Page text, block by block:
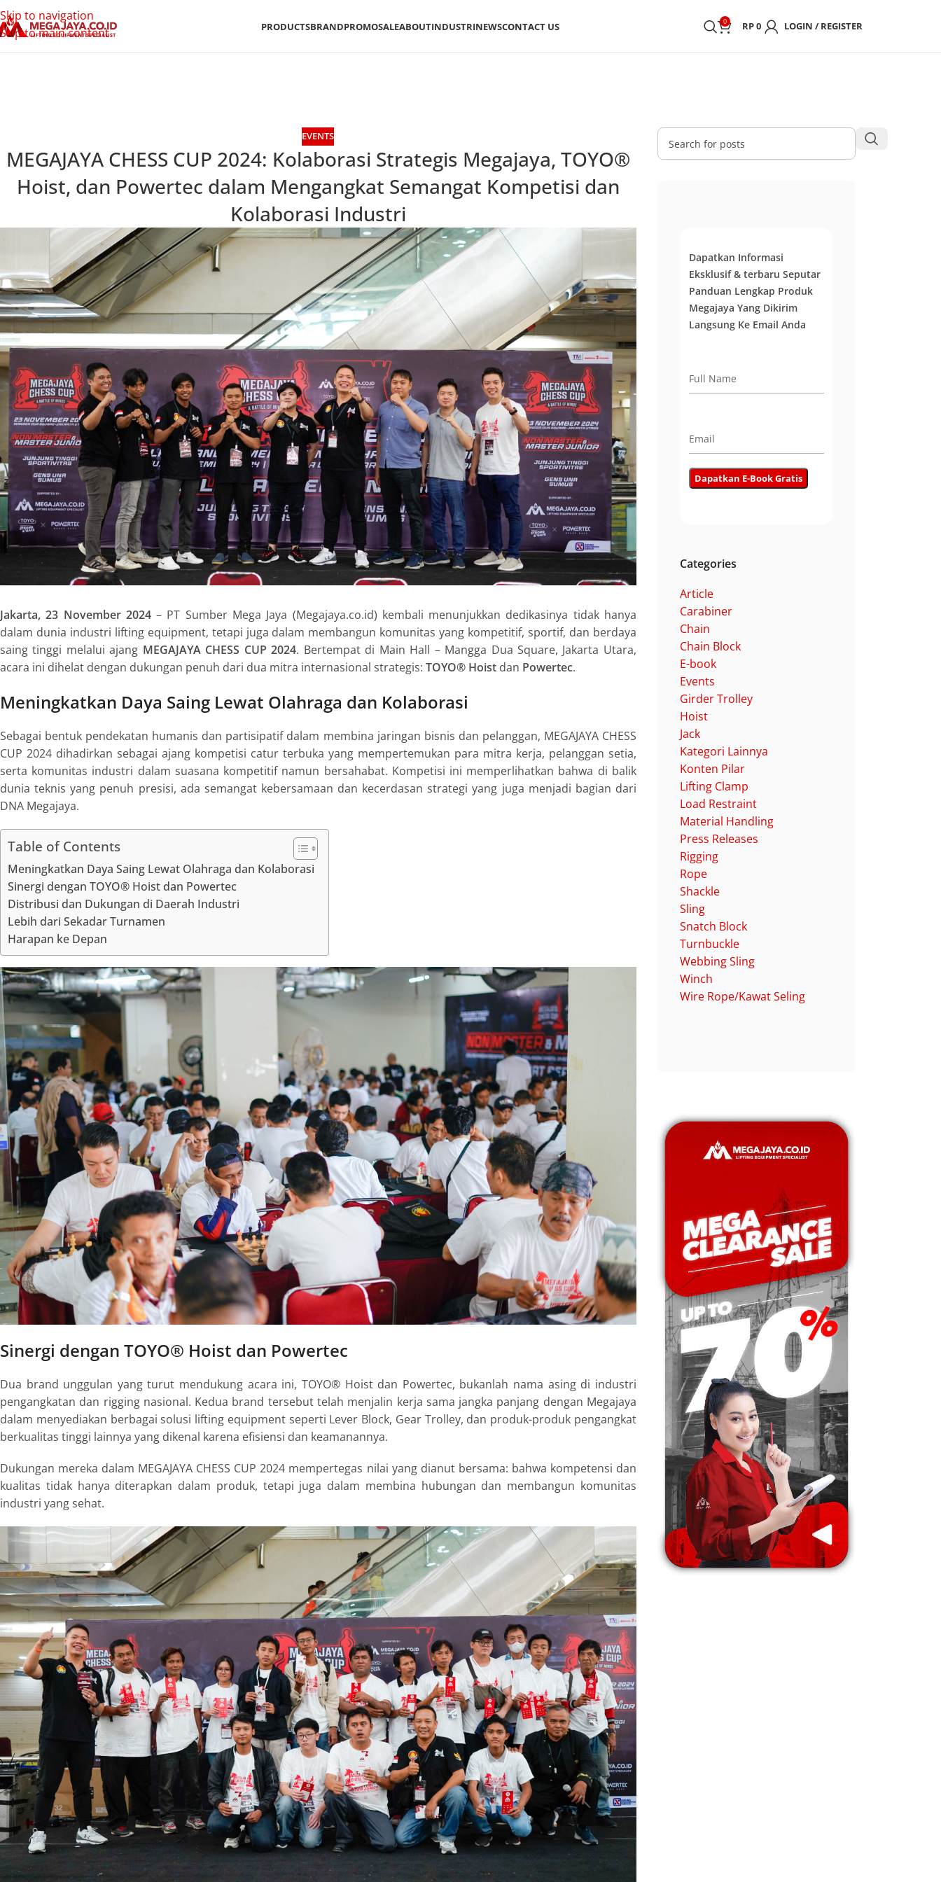
Skip to navigation
Skip to main content
PRODUCTSBRANDPROMOSALEABOUTINDUSTRINEWSCONTACT US 0 RP0 LOGIN / REGISTER
EVENTS
MEGAJAYA CHESS CUP 2024: Kolaborasi Strategis Megajaya, TOYO®
Hoist, dan Powertec dalam Mengangkat Semangat Kompetisi dan
Kolaborasi Industri
Jakarta, 23 November 2024– PT Sumber Mega Jaya (Megajaya.co.id) kembali menunjukkan dedikasinya tidak hanya
dalam dunia industri lifting equipment, tetapi juga dalam membangun komunitas yang kompetitif, sportif, dan berdaya
saing tinggi melalui ajang MEGAJAYA CHESS CUP 2024. Bertempat di Main Hall – Mangga Dua Square, Jakarta Utara,
acara ini dihelat dengan dukungan penuh dari dua mitra internasional strategis: TOYO® Hoist dan Powertec.
Meningkatkan Daya Saing Lewat Olahraga dan Kolaborasi
Sebagai bentuk pendekatan humanis dan partisipatif dalam membina jaringan bisnis dan pelanggan, MEGAJAYA CHESS
CUP 2024 dihadirkan sebagai ajang kompetisi catur terbuka yang mempertemukan para mitra kerja, pelanggan setia,
serta komunitas industri dalam suasana kompetitif namun bersahabat. Kompetisi ini memperlihatkan bahwa di balik
dunia teknis yang penuh presisi, ada semangat kebersamaan dan kecerdasan strategi yang juga menjadi bagian dari
DNA Megajaya.
Table of Contents
Meningkatkan Daya Saing Lewat Olahraga dan Kolaborasi
Sinergi dengan TOYO® Hoist dan Powertec
Distribusi dan Dukungan di Daerah Industri
Lebih dari Sekadar Turnamen
Harapan ke Depan
Sinergi dengan TOYO® Hoist dan Powertec
Dua brand unggulan yang turut mendukung acara ini, TOYO® Hoist dan Powertec, bukanlah nama asing di industri
pengangkatan dan rigging nasional. Kedua brand tersebut telah menjalin kerja sama jangka panjang dengan Megajaya
dalam menyediakan berbagai solusi lifting equipment seperti Lever Block, Gear Trolley, dan produk-produk pengangkat
berkualitas tinggi lainnya yang dikenal karena efisiensi dan keamanannya.
Dukungan mereka dalam MEGAJAYA CHESS CUP 2024 mempertegas nilai yang dianut bersama: bahwa kompetensi dan
kualitas tidak hanya diterapkan dalam produk, tetapi juga dalam membina hubungan dan membangun komunitas
industri yang sehat.
Dapatkan Informasi
Eksklusif & terbaru Seputar
Panduan Lengkap Produk
Megajaya Yang Dikirim
Langsung Ke Email Anda
Categories
Article
Carabiner
Chain
Chain Block
E-book
Events
Girder Trolley
Hoist
Jack
Kategori Lainnya
Konten Pilar
Lifting Clamp
Load Restraint
Material Handling
Press Releases
Rigging
Rope
Shackle
Sling
Snatch Block
Turnbuckle
Webbing Sling
Winch
Wire Rope/Kawat Seling